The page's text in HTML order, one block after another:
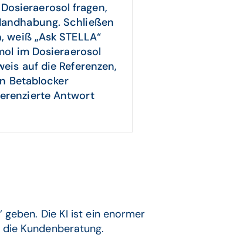
fragen,
Schließen
„Ask STELLA“
im Dosieraerosol
auf die Referenzen,
Betablocker
Antwort
geben. Die KI ist ein enormer
Kundenberatung.